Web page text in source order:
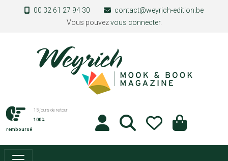
Skip to main content
00 32 61 27 94 30
contact@weyrich-edition.be
Vous pouvezvous connecter.
15 jours de retour
100%
remboursé